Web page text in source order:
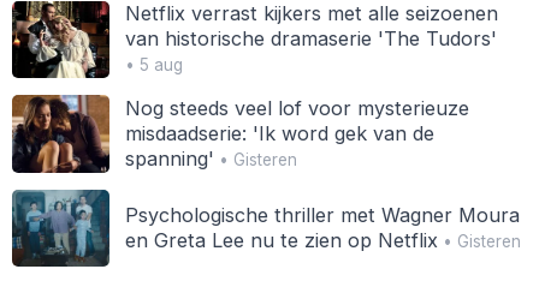
Netflix verrast kijkers met alle seizoenen
van historische dramaserie 'The Tudors'
• 5 aug
Nog steeds veel lof voor mysterieuze
misdaadserie: 'Ik word gek van de
spanning' • Gisteren
Psychologische thriller met Wagner Moura
en Greta Lee nu te zien op Netflix • Gisteren